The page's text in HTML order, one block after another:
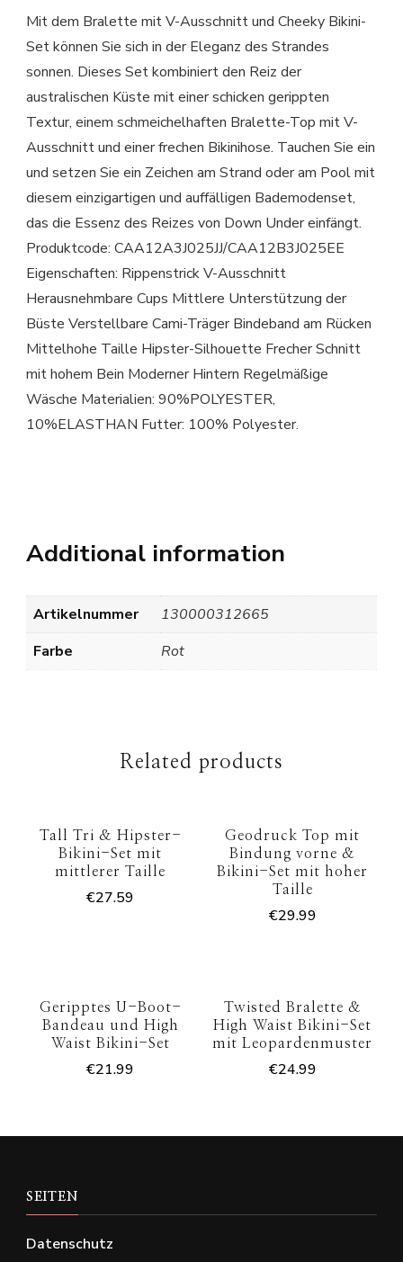
Mit dem Bralette mit V-Ausschnitt und Cheeky Bikini-
Set können Sie sich in der Eleganz des Strandes
sonnen. Dieses Set kombiniert den Reiz der
australischen Küste mit einer schicken gerippten
Textur, einem schmeichelhaften Bralette-Top mit V-
Ausschnitt und einer frechen Bikinihose. Tauchen Sie ein
und setzen Sie ein Zeichen am Strand oder am Pool mit
diesem einzigartigen und auffälligen Bademodenset,
das die Essenz des Reizes von Down Under einfängt.
Produktcode: CAA12A3J025JJ/CAA12B3J025EE
Eigenschaften: Rippenstrick V-Ausschnitt
Herausnehmbare Cups Mittlere Unterstützung der
Büste Verstellbare Cami-Träger Bindeband am Rücken
Mittelhohe Taille Hipster-Silhouette Frecher Schnitt
mit hohem Bein Moderner Hintern Regelmäßige
Wäsche Materialien: 90%POLYESTER,
10%ELASTHAN Futter: 100% Polyester.
Additional information
Artikelnummer
130000312665
Farbe
Rot
Related products
Tall Tri & Hipster-
Bikini-Set mit
mittlerer Taille
€27.59
Geodruck Top mit
Bindung vorne &
Bikini-Set mit hoher
Taille
€29.99
Geripptes U-Boot-
Bandeau und High
Waist Bikini-Set
€21.99
Twisted Bralette &
High Waist Bikini-Set
mit Leopardenmuster
€24.99
SEITEN
Datenschutz